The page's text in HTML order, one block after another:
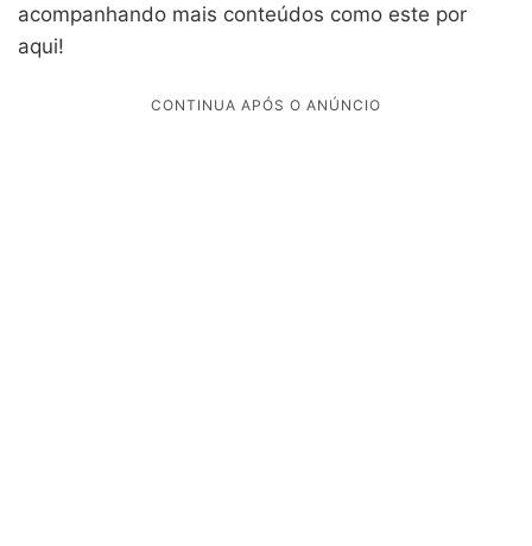
acompanhando mais conteúdos como este por
aqui!